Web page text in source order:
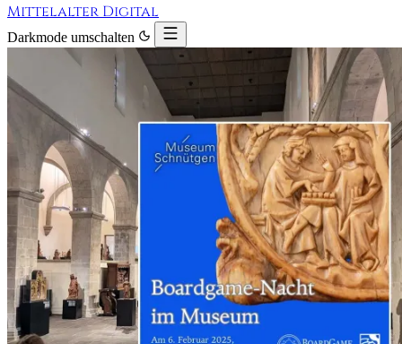
Mittelalter Digital
Darkmode umschalten